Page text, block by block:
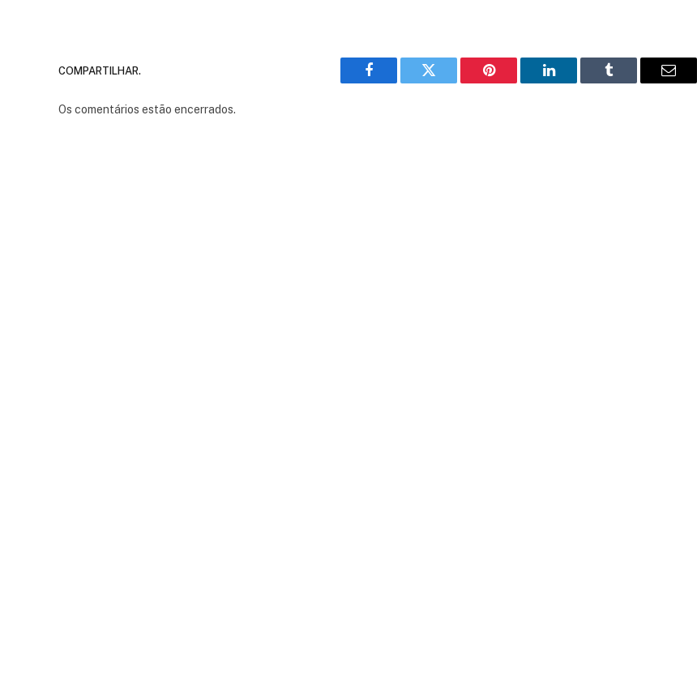
COMPARTILHAR.
Facebook Twitter Pinterest LinkedIn Tumblr
E-
Os comentários estão encerrados.